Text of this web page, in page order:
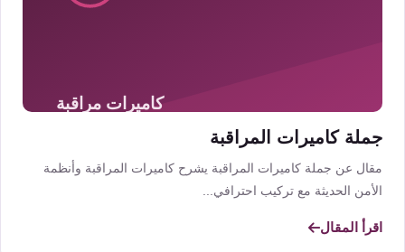
جملة كاميرات المراقبة
مقال عن جملة كاميرات المراقبة يشرح كاميرات المراقبة وأنظمة
الأمن الحديثة مع تركيب احترافي...
اقرأ المقال